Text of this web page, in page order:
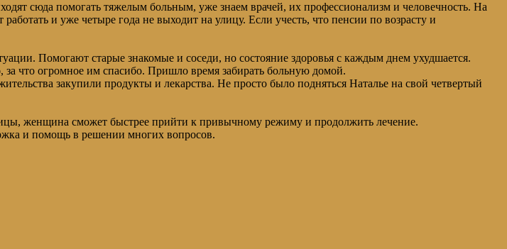
сюда помогать тяжелым больным, уже знаем врачей, их профессионализм и человечность. На
и уже четыре года не выходит на улицу. Если учесть, что пенсии по возрасту и
Помогают старые знакомые и соседи, но состояние здоровья с каждым днем ухудшается.
что огромное им спасибо. Пришло время забирать больную домой.
закупили продукты и лекарства. Не просто было подняться Наталье на свой четвертый
женщина сможет быстрее прийти к привычному режиму и продолжить лечение.
и помощь в решении многих вопросов.